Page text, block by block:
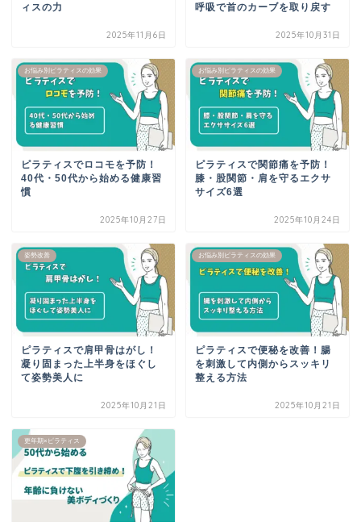
ィスの力
2025年11月6日
呼吸で首のカーブを取り戻す
2025年10月31日
お悩み別ピラティスの効果
ピラティスでロコモを予防！
40代・50代から始める健康習
慣
2025年10月27日
お悩み別ピラティスの効果
ピラティスで関節痛を予防！
膝・股関節・肩を守るエクサ
サイズ6選
2025年10月24日
姿勢改善
ピラティスで肩甲骨はがし！
凝り固まった上半身をほぐし
て姿勢美人に
2025年10月21日
お悩み別ピラティスの効果
ピラティスで便秘を改善！腸
を刺激して内側からスッキリ
整える方法
2025年10月21日
更年期×ピラティス